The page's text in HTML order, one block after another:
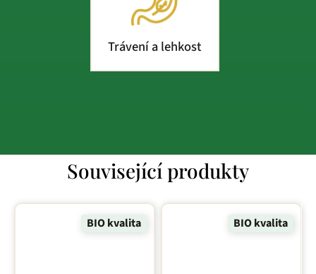
Trávení a lehkost
Související produkty
BIO kvalita BIO kvalita